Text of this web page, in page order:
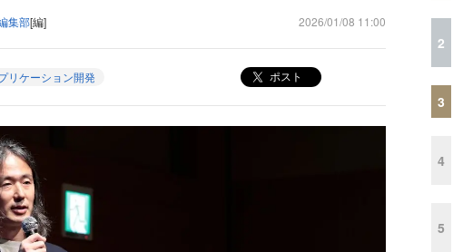
集部[編] 2026/01/08 11:00
リケーション開発 ポスト
2
3
4
5